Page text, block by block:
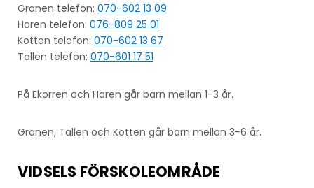
Granen telefon: 070-602 13 09
Haren telefon: 076-809 25 01
Kotten telefon: 070-602 13 67
Tallen telefon: 070-601 17 51
På Ekorren och Haren går barn mellan 1-3 år.
Granen, Tallen och Kotten går barn mellan 3-6 år.
VIDSELS FÖRSKOLEOMRÅDE